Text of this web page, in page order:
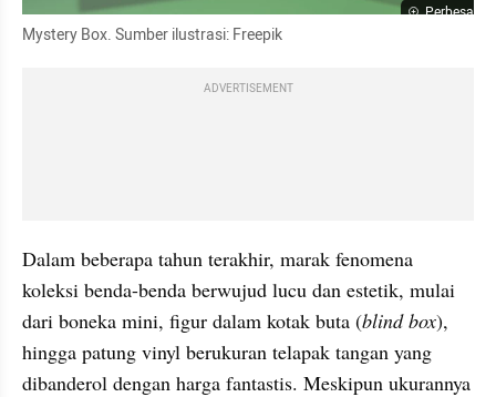
Perbesar
Mystery Box. Sumber ilustrasi: Freepik
ADVERTISEMENT
Dalam beberapa tahun terakhir, marak fenomena
koleksi benda-benda berwujud lucu dan estetik, mulai
dari boneka mini, figur dalam kotak buta (blind box),
hingga patung vinyl berukuran telapak tangan yang
dibanderol dengan harga fantastis. Meskipun ukurannya